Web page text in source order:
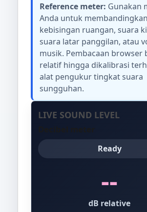
Reference meter: Gunakan
Anda untuk membandingkan
kebisingan ruangan, suara
suara latar panggilan, atau
musik. Pembacaan browser
relatif hingga dikalibrasi
alat pengukur tingkat suara
sungguhan.
LIVE SOUND LEVEL
Ready
--
dB relative